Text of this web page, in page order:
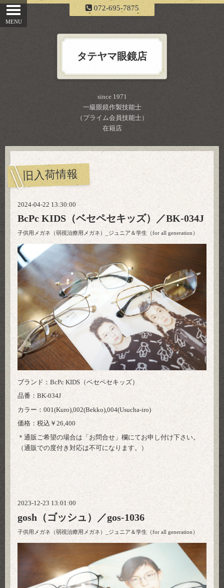
072-695-7875
タテヤマ眼鏡店
since 1971
一級眼鏡作製技能士
（プライム会員技能士）
在籍店
旧入荷情報
2024-04-22 13:30:00
BcPc KIDS（ベセペセキッズ）／BK-034J
子供用メガネ（弱視治療用メガネ）_ジュニア＆学生（for all generation）
ブランド：BcPc KIDS（ベセペセキッズ）
品番：BK-034J
カラー：001(Kuro),002(Bekko),004(Usucha-iro)
価格：税込￥26,400
＊通販ご希望の場合は「 お問合せ 」欄にてお申し付け下さい。
（通販での度付き対応は不可になります。）
2023-12-23 13:01:00
gosh（ゴッシュ）／gos-1036
子供用メガネ（弱視治療用メガネ）_ジュニア＆学生（for all generation）